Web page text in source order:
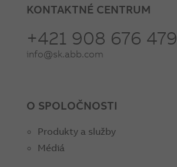
KONTAKTNÉ CENTRUM
+421 908 676 479
info@sk.abb.com
O SPOLOČNOSTI
Produkty a služby
Médiá